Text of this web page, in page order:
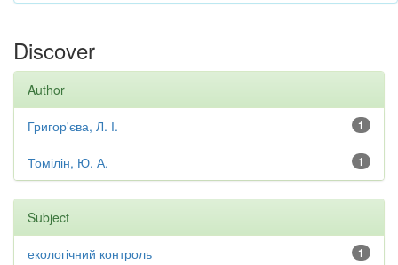
Discover
Author
1
Григор'єва, Л. І.
1
Томілін, Ю. А.
Subject
1
екологічний контроль